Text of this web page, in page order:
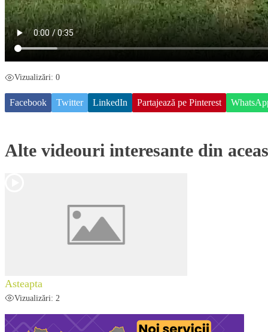
Vizualizări: 0
Facebook Twitter LinkedIn Partajează pe Pinterest
Alte videouri interesante din
Asteapta
Vizualizări: 2